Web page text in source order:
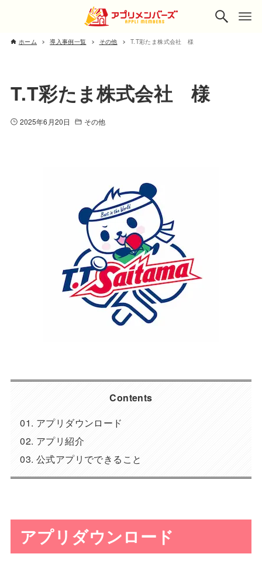
ホーム 導入事例一覧 その他 T.T彩たま株式会社 様
T.T彩たま株式会社 様
2025年6月20日 その他
Contents
アプリダウンロード
アプリ紹介
公式アプリでできること
アプリダウンロード